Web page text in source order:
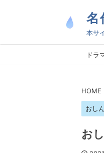
名
本サ
ドラ
HOME
おしん
お